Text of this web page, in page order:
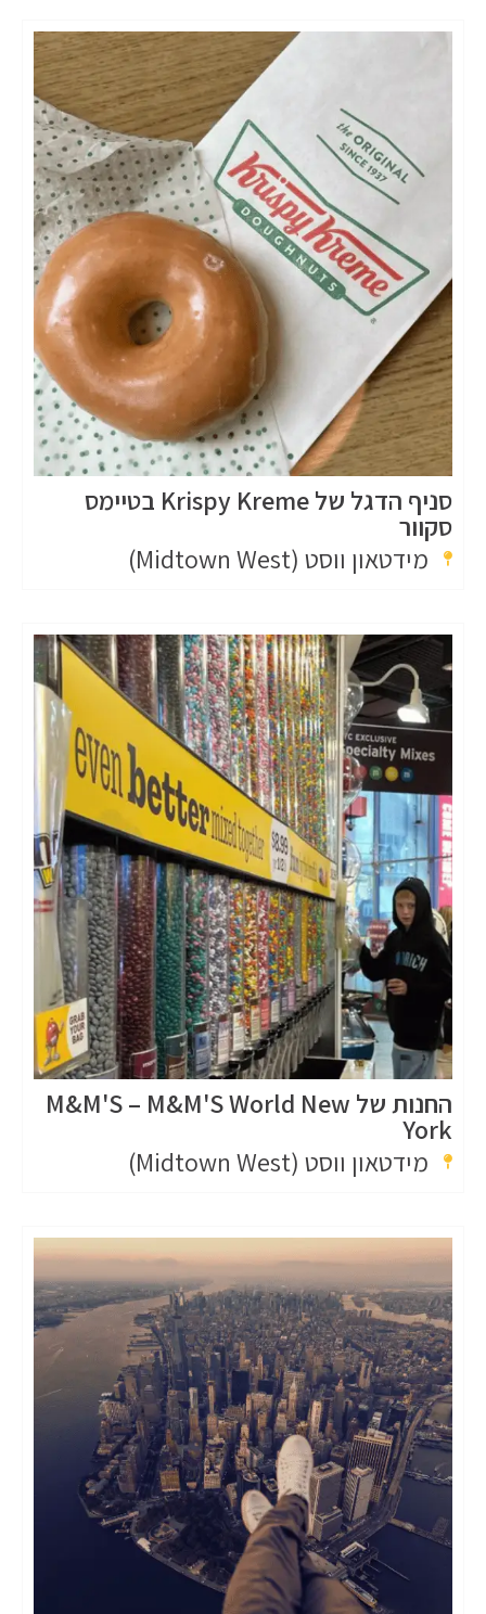
סניף הדגל של Krispy Kreme בטיימס
סקוור
מידטאון ווסט (Midtown West)
החנות של M&M'S – M&M'S World New
York
מידטאון ווסט (Midtown West)